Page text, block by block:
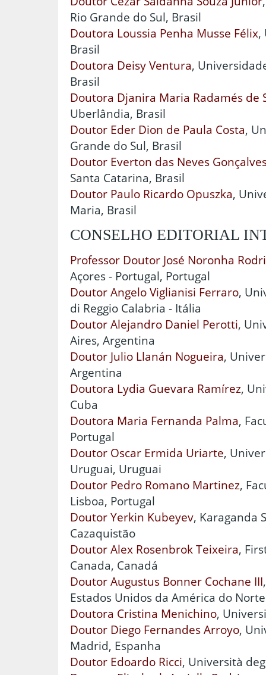
Rio Grande do Sul, Brasil
Doutora Loussia Penha Musse Félix,
Brasil
Doutora Deisy Ventura,
Brasil
Doutora Djanira Maria Radamés de
Uberlândia, Brasil
Doutor Eder Dion de Paula Costa,
Grande do Sul, Brasil
Doutor Everton das Neves
Santa Catarina, Brasil
Doutor Paulo Ricardo Opuszka,
Maria, Brasil
CONSELHO EDITORIAL
Professor Doutor José Noronha
Açores - Portugal, Portugal
Doutor Angelo Viglianisi Ferraro,
di Reggio Calabria - Itália
Doutor Alejandro Daniel Perotti,
Aires, Argentina
Doutor Julio Llanán Nogueira,
Argentina
Doutora Lydia Guevara Ramírez,
Cuba
Doutora Maria Fernanda Palma,
Portugal
Doutor Oscar Ermida Uriarte,
Uruguai, Uruguai
Doutor Pedro Romano Martinez,
Lisboa, Portugal
Doutor Yerkin Kubeyev, Karaganda
Cazaquistão
Doutor Alex Rosenbrok Teixeira,
Canada, Canadá
Doutor Augustus Bonner Cochane III
Estados Unidos da América do Norte
Doutora Cristina Menichino,
Doutor Diego Fernandes Arroyo,
Madrid, Espanha
Doutor Edoardo Ricci, Università